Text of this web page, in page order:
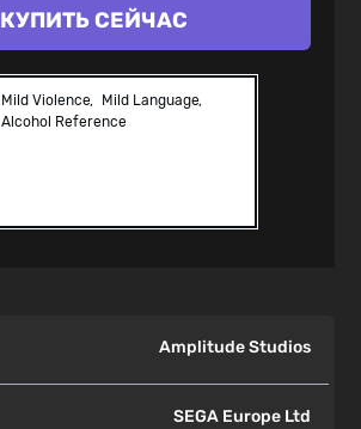
КУПИТЬ СЕЙЧАС
Mild Violence
Mild Language
Alcohol Reference
Amplitude Studios
SEGA Europe Ltd